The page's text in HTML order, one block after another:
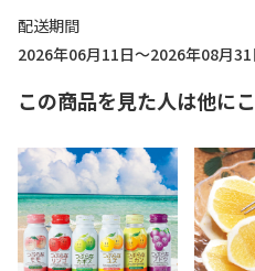
配送期間
2026年06月11日～2026年08月31
この商品を見た人は他に